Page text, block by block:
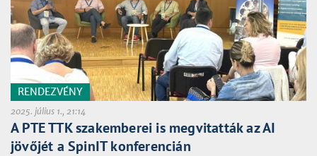
RENDEZVÉNY
2025. július 1., 21:14
A PTE TTK szakemberei is megvitatták az AI
jövőjét a SpinIT konferencián